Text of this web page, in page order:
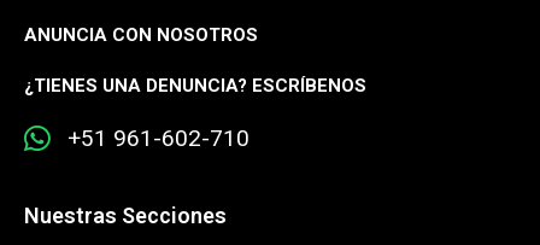
ANUNCIA CON NOSOTROS
¿TIENES UNA DENUNCIA? ESCRÍBENOS
+51 961-602-710
Nuestras Secciones